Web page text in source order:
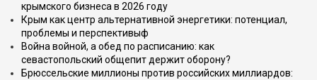
крымского бизнеса в 2026 году
Крым как центр альтернативной энергетики: потенциал,
проблемы и перспективыф
Война войной, а обед по расписанию: как
севастопольский общепит держит оборону?
Брюссельские миллионы против российских миллиардов: